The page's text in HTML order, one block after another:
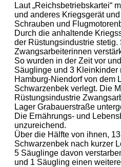
Laut „Reichsbetriebskartei“
und anderes Kriegsgerät
Schrauben und
Durch die anhaltende
der Rüstungsindustrie stetig.
Zwangsarbeiterinnen
So wurden in der Zeit vor
Säuglinge und 3 Kleinkinder
Hamburg-Niendorf von dem
Schwarzenbek verlegt. Die
Rüstungsindustrie
Lager Grabauerstraße
Die Ernährungs- und
unzureichend.
Über die Hälfte von ihnen,
Schwarzenbek nach kurzer
5 Säuglinge davon
und 1 Säugling einen